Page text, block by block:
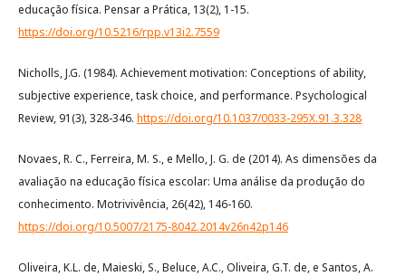
educação física. Pensar a Prática, 13(2), 1-15.
https://doi.org/10.5216/rpp.v13i2.7559
Nicholls, J.G. (1984). Achievement motivation: Conceptions of ability,
subjective experience, task choice, and performance. Psychological
Review, 91(3), 328-346. https://doi.org/10.1037/0033-295X.91.3.328
Novaes, R. C., Ferreira, M. S., e Mello, J. G. de (2014). As dimensões da
avaliação na educação física escolar: Uma análise da produção do
conhecimento. Motrivivência, 26(42), 146-160.
https://doi.org/10.5007/2175-8042.2014v26n42p146
Oliveira, K.L. de, Maieski, S., Beluce, A.C., Oliveira, G.T. de, e Santos, A.